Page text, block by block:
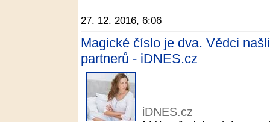
27. 12. 2016, 6:06
Magické číslo je dva. Vědci
partnerů - iDNES.cz
iDNES.cz